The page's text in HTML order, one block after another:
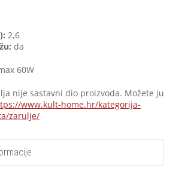
2,6
da
60W
nije sastavni dio proizvoda. Možete ju
www.kult-home.hr/kategorija-
zarulje/